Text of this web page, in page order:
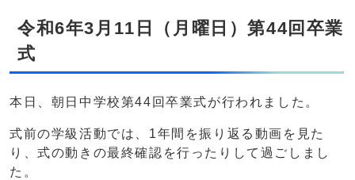
令和6年3月11日（月曜日）第44回卒業
式
本日、朝日中学校第44回卒業式が行われました。
式前の学級活動では、1年間を振り返る動画を見た
り、式の動きの最終確認を行ったりして過ごしまし
た。